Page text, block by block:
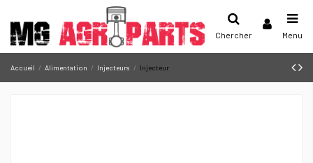
Chercher Menu
Accueil Alimentation Injecteurs Injecteur